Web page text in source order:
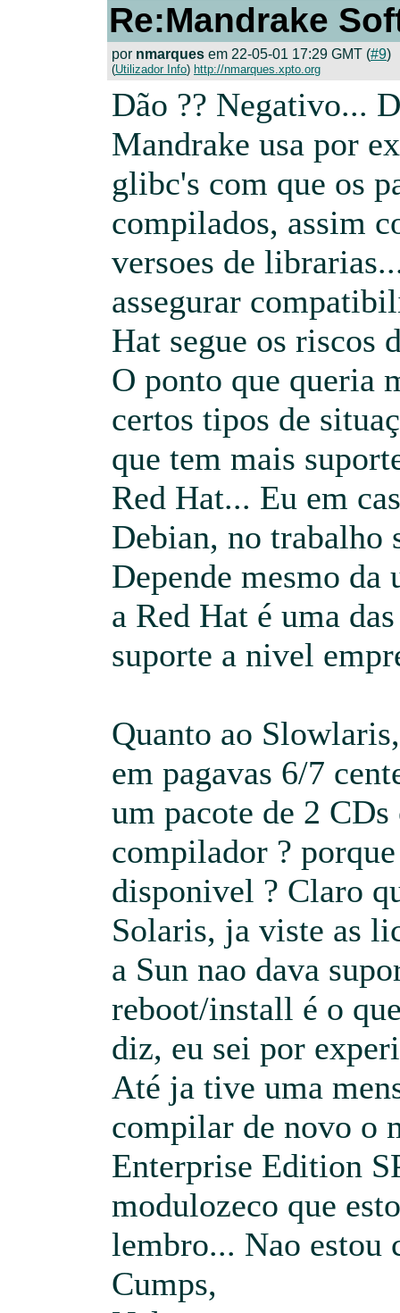
Re:Mandrake
por nmarques em 22-05-01 17:29 GMT (#9)
(Utilizador Info) http://nmarques.xpto.org
Dão ?? Negativo...
Mandrake usa por
glibc's com que os
compilados, assim
versoes de
assegurar
Hat segue os riscos
O ponto que queria
certos tipos de
que tem mais
Red Hat... Eu em
Debian, no trabalho
Depende mesmo
a Red Hat é uma
suporte a nivel
Quanto ao
em pagavas 6/7
um pacote de 2
compilador ?
disponivel ? Claro
Solaris, ja viste as
a Sun nao dava
reboot/install é o
diz, eu sei por
Até ja tive uma
compilar de novo o
Enterprise Edition
modulozeco que
lembro... Nao estou
Cumps,